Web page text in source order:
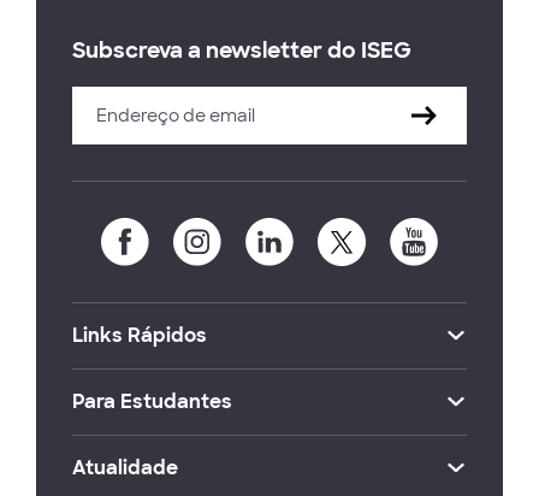
Subscreva a newsletter do ISEG
Links Rápidos
Para Estudantes
Atualidade